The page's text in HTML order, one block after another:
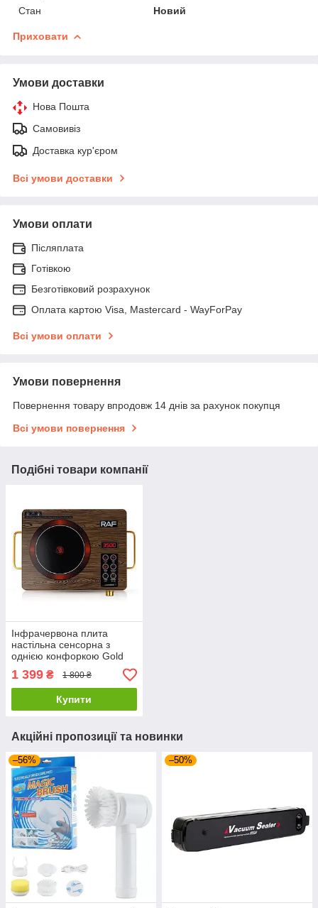
Стан Новий
Приховати
Умови доставки
Нова Пошта
Самовивіз
Доставка кур'єром
Всі умови доставки
Умови оплати
Післяплата
Готівкою
Безготівковий розрахунок
Оплата картою Visa, Mastercard - WayForPay
Всі умови оплати
Умови повернення
Повернення товару впродовж 14 днів за рахунок покупця
Всі умови повернення
Подібні товари компанії
Інфрачервона плита
настільна сенсорна з
однією конфоркою Gold
RAF R.8004 3500 Вт
1 399 ₴ 1 800 ₴
Купити
Акційні пропозиції та новинки
–56% –50%